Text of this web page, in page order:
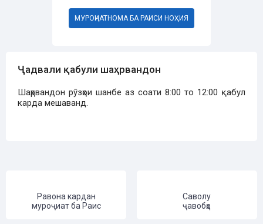
МУРОҶИАТНОМА БА РАИСИ НОҲИЯ
Ҷадвали қабули шаҳрвандон
Шаҳрвандон рӯзҳои шанбе аз соати 8:00 то 12:00 қабул
карда мешаванд.
Равона кардан
муроҷиат ба Раис
Саволу
ҷавобҳо